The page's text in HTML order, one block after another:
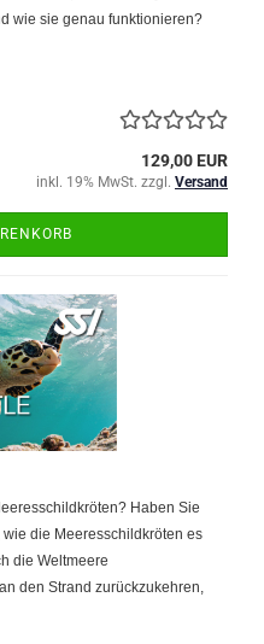
wie sie genau funktionieren?
129,00 EUR
inkl. 19% MwSt. zzgl. Versand
Haben Sie
die Meeresschildkröten es
die Weltmeere
den Strand zurückzukehren,